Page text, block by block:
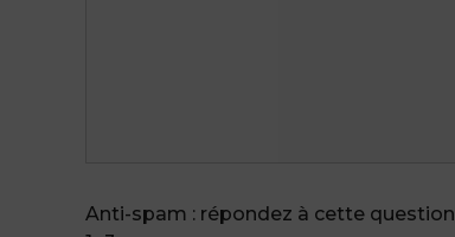
Anti-spam : répondez à cette question